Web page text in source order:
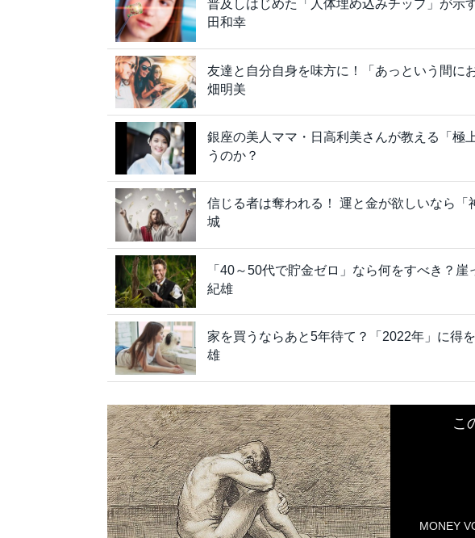
普及しはじめた「人体埋め込みチップ」が示
田和幸
友達と自分自身を味方に！「あっという間に
畑明美
銀座の美人ママ・日高利美さんが教える「極
うのか？
信じる者は奪われる！ 運と金が欲しいなら
城
「40～50代で貯金ゼロ」なら何をすべき？
紀雄
家を買うならあと5年待て？「2022年」に得
雄
こ
MONEY